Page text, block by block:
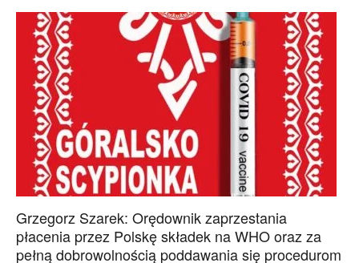
Grzegorz Szarek: Orędownik zaprzestania
płacenia przez Polskę składek na WHO oraz za
pełną dobrowolnością poddawania się procedurom